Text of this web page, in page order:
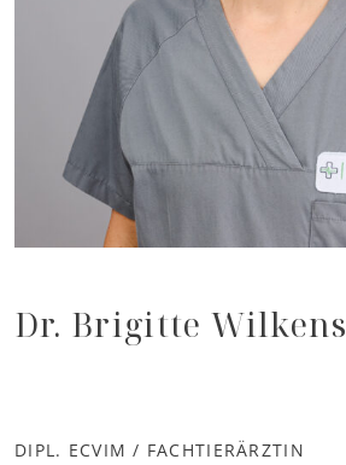
Dr. Brigitte Wilkens
DIPL. ECVIM / FACHTIERÄRZTIN